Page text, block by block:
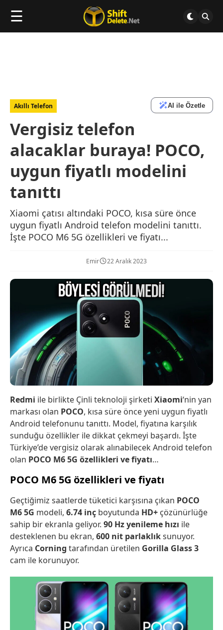
☰
Akıllı Telefon AI ile Özetle
Vergisiz telefon
alacaklar buraya! POCO,
uygun fiyatlı modelini
tanıttı
Xiaomi çatısı altındaki POCO, kısa süre önce
uygun fiyatlı Android telefon modelini tanıttı.
İşte POCO M6 5G özellikleri ve fiyatı...
Emir 22 Aralık 2023
Redmi ile birlikte Çinli teknoloji şirketi Xiaomi‘nin yan
markası olan POCO, kısa süre önce yeni uygun fiyatlı
Android telefonunu tanıttı. Model, fiyatına karşılık
sunduğu özellikler ile dikkat çekmeyi başardı. İşte
Türkiye’de vergisiz olarak alınabilecek Android telefon
olan POCO M6 5G özellikleri ve fiyatı…
POCO M6 5G özellikleri ve fiyatı
Geçtiğimiz saatlerde tüketici karşısına çıkan POCO
M6 5G modeli, 6.74 inç boyutunda HD+ çözünürlüğe
sahip bir ekranla geliyor. 90 Hz yenileme hızı ile
desteklenen bu ekran, 600 nit parlaklıksunuyor.
Ayrıca Corning tarafından üretilen Gorilla Glass 3
cam ile korunuyor.